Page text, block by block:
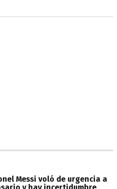
Messi voló de urgencia a